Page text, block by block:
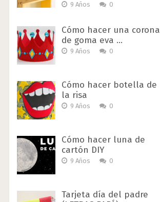
9 Años 0
Cómo hacer una corona
de goma eva …
9 Años 0
Cómo hacer botella de
la risa
9 Años 0
Cómo hacer luna de
cartón DIY
9 Años 0
Tarjeta día del padre